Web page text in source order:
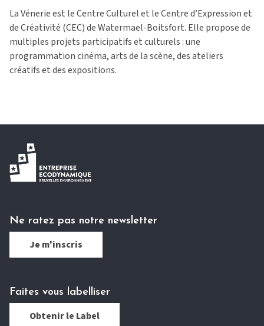
La Vénerie est le Centre Culturel et le Centre d’Expression et
de Créativité (CEC) de Watermael-Boitsfort. Elle propose de
multiples projets participatifs et culturels : une
programmation cinéma, arts de la scène, des ateliers
créatifs et des expositions.
Ne ratez pas notre newsletter
Je m'inscris
Faites vous labelliser
Obtenir le Label